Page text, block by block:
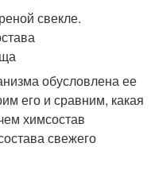
обусловлена ее
его и сравним, какая
химсостав
свежего